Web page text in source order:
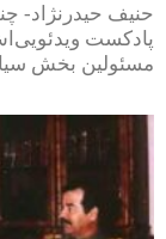
حنیف حیدرنژاد-
پادکست
مسئولین بخش